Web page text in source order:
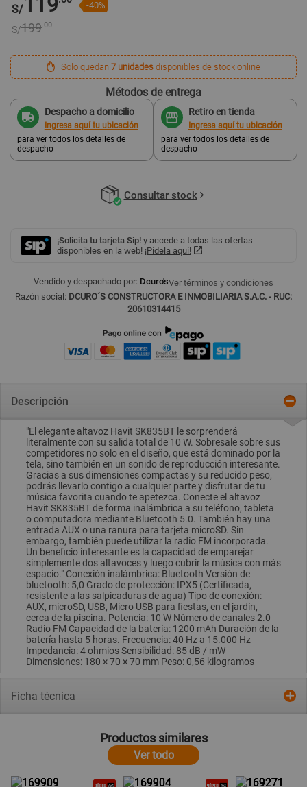
S/ -40%
S/199.00
Solo quedan7 unidades disponibles de stock online
Métodos de entrega
Despacho a domicilio
Ingresa aquí tu ubicación
para ver todos los detalles de
despacho
Retiro en tienda
Ingresa aquí tu ubicación
para ver todos los detalles de
despacho
Consultar stock
¡Solicita tu tarjeta Sip! y accede a todas las ofertas
disponibles en la web! ¡Pídela aquí!
Vendido y despachado por: Dcuro'sVer términos y condiciones
Razón social: DCURO´S CONSTRUCTORA E INMOBILIARIA S.A.C. - RUC:
20610314415
Descripción
"El elegante altavoz Havit SK835BT le sorprenderá
literalmente con su salida total de 10 W. Sobresale sobre sus
competidores no solo en el diseño, que está dominado por la
tela, sino también en un sonido de reproducción interesante.
Gracias a sus dimensiones compactas y su reducido peso,
podrás llevarlo contigo a cualquier parte y disfrutar de tu
música favorita cuando te apetezca. Conecte el altavoz
Havit SK835BT de forma inalámbrica a su teléfono, tableta
o computadora mediante Bluetooth 5.0. También hay una
entrada AUX o una ranura para tarjeta microSD. Sin
embargo, también puede utilizar la radio FM incorporada.
Un beneficio interesante es la capacidad de emparejar
simplemente dos altavoces y luego cubrir la música con más
espacio." Conexión inalámbrica: Bluetooth Versión de
bluetooth: 5,0 Grado de protección: IPX5 (Certificada,
resistente a las salpicaduras de agua) Tipo de conexión:
AUX, microSD, USB, Micro USB para fiestas, en el jardín,
cerca de la piscina. Potencia: 10 W Número de canales 2.0
Radio FM Capacidad de la batería: 1200 mAh Duración de la
batería hasta 5 horas. Frecuencia: 40 Hz a 15.000 Hz
Impedancia: 4 ohmios Sensibilidad: 85 dB / mW
Dimensiones: 180 × 70 × 70 mm Peso: 0,56 kilogramos
Ficha técnica
Productos similares
Ver todo